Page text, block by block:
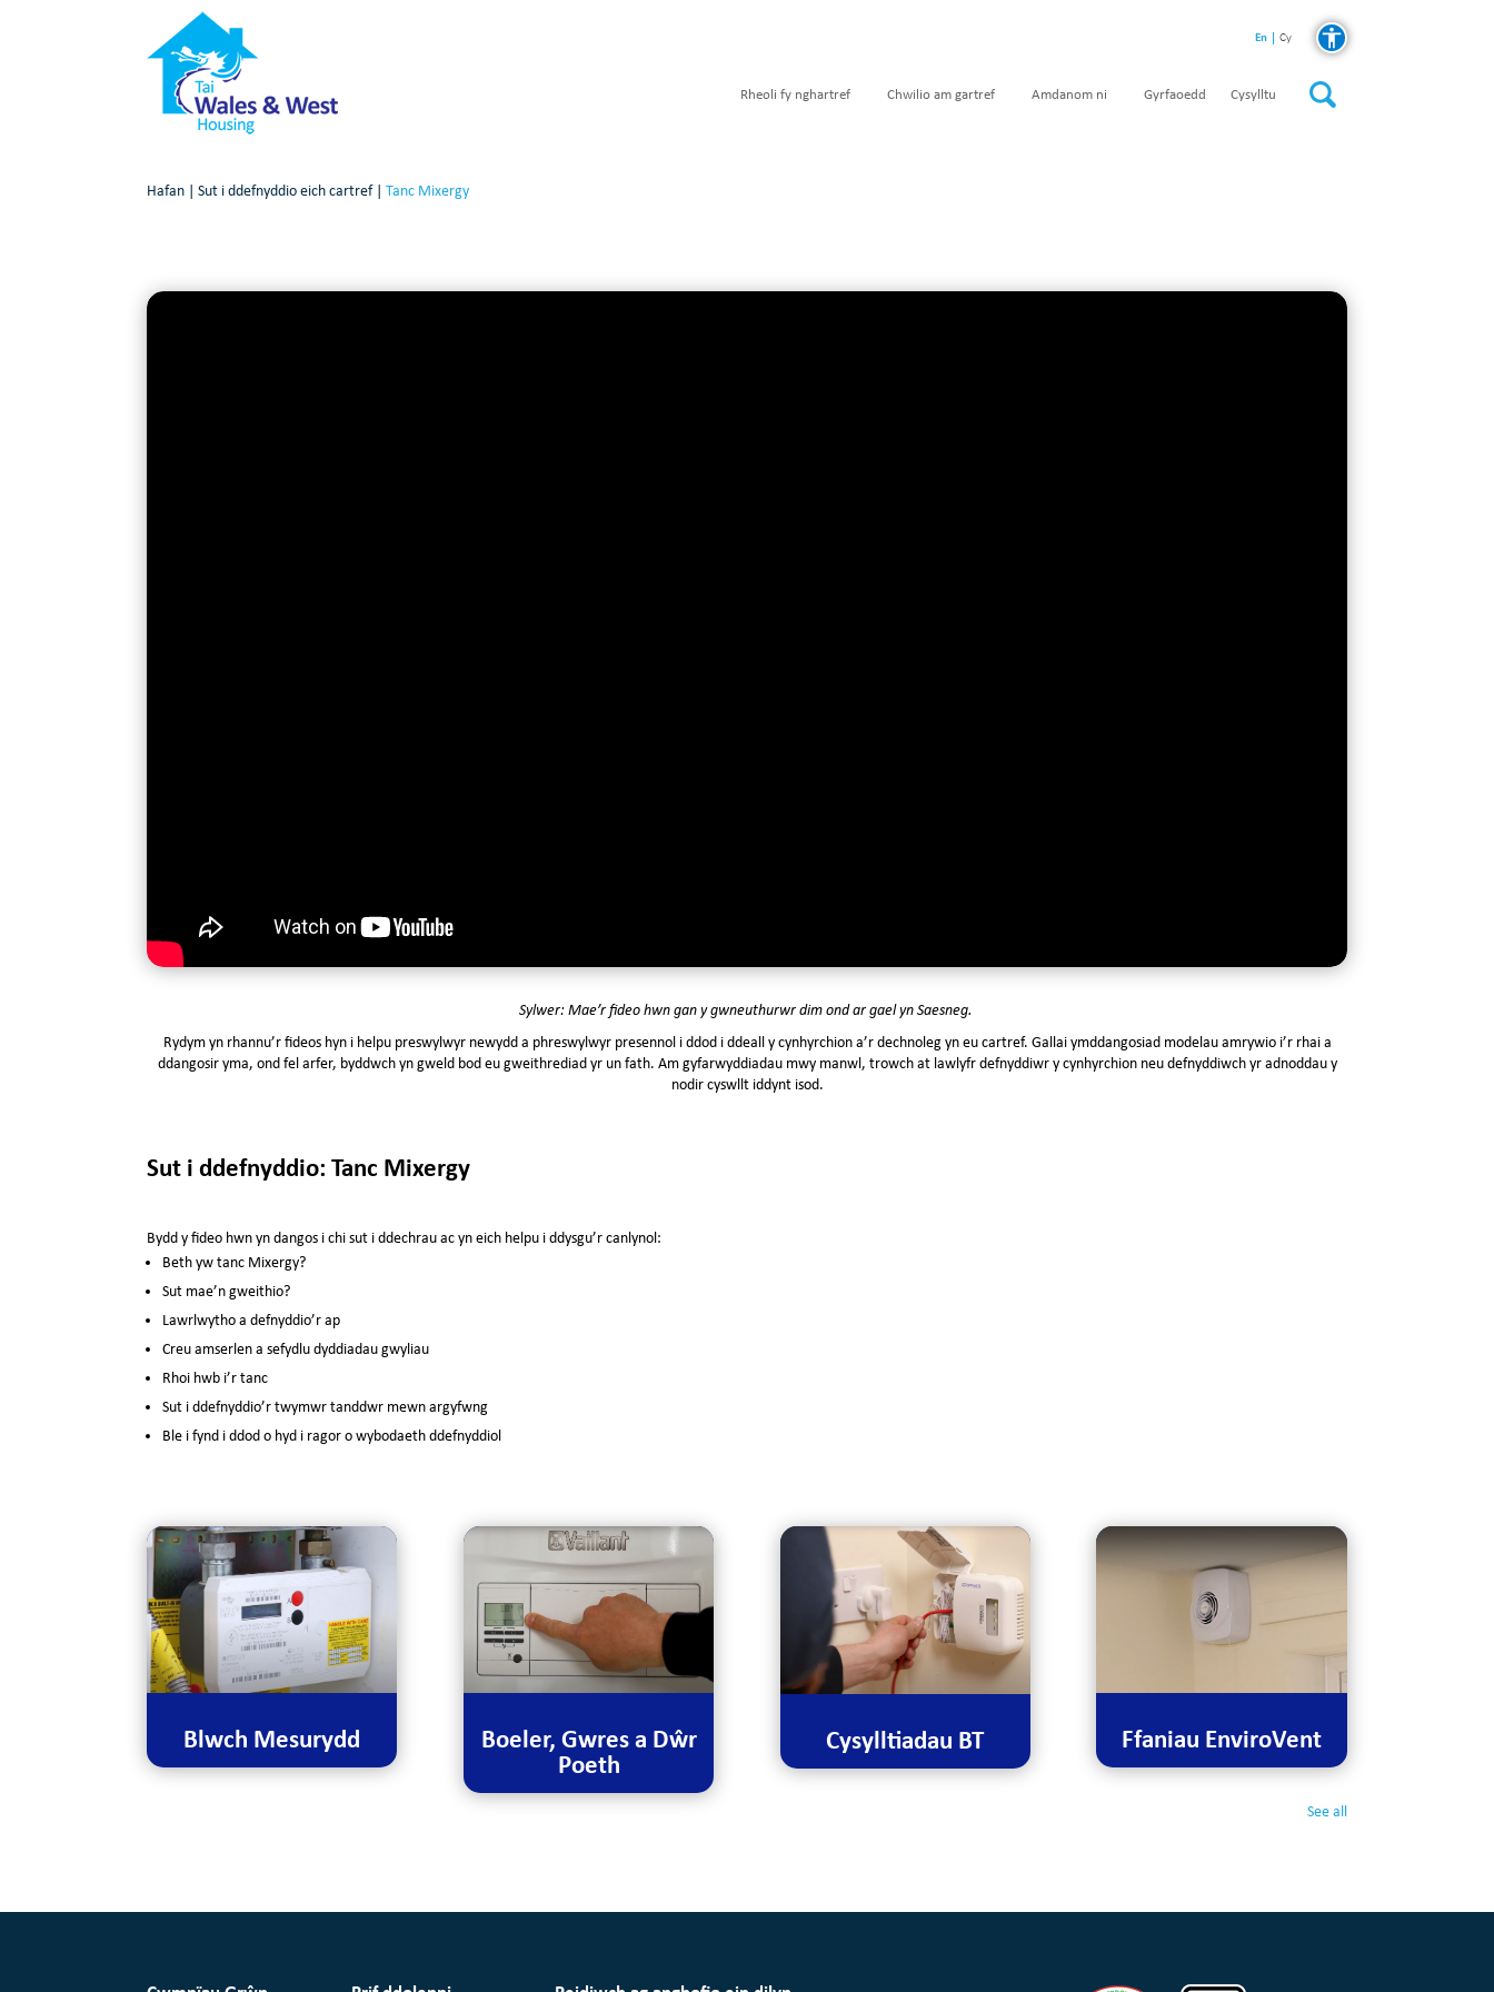
En Cy
Rheoli fy nghartref Chwilio am gartref Amdanom ni Gyrfaoedd Cysylltu
Hafan | Sut i ddefnyddio eich cartref| Tanc Mixergy
Sylwer: Mae’r fideo hwn gan y gwneuthurwr dim ond ar gael yn Saesneg. ⁠
Rydym yn rhannu’r fideos hyn i helpu preswylwyr newydd a phreswylwyr presennol i ddod i ddeall y cynhyrchion a’r dechnoleg yn eu cartref. Gallai ymddangosiad modelau amrywio i’r rhai a
ddangosir yma, ond fel arfer, byddwch yn gweld bod eu gweithrediad yr un fath. Am gyfarwyddiadau mwy manwl, trowch at lawlyfr defnyddiwr y cynhyrchion neu defnyddiwch yr adnoddau y
nodir cyswllt iddynt isod.
Sut i ddefnyddio: Tanc Mixergy
Bydd y fideo hwn yn dangos i chi sut i ddechrau ac yn eich helpu i ddysgu’r canlynol:
Beth yw tanc Mixergy?
Sut mae’n gweithio?
Lawrlwytho a defnyddio’r ap
Creu amserlen a sefydlu dyddiadau gwyliau
Rhoi hwb i’r tanc
Sut i ddefnyddio’r twymwr tanddwr mewn argyfwng
Ble i fynd i ddod o hyd i ragor o wybodaeth ddefnyddiol
Blwch Mesurydd
Boeler, Gwres a Dŵr
Poeth
Cysylltiadau BT Ffaniau EnviroVent
See all